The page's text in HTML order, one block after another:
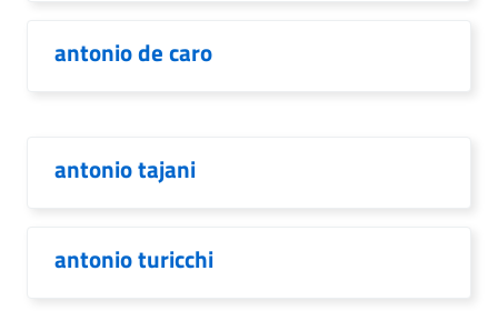
antonio de caro
antonio tajani
antonio turicchi